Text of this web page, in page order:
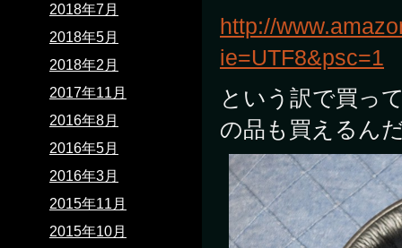
http://
ie=UTF8&psc=1
という訳で買っ
の品も買えるん
2018年7月
2018年5月
2018年2月
2017年11月
2016年8月
2016年5月
2016年3月
2015年11月
2015年10月